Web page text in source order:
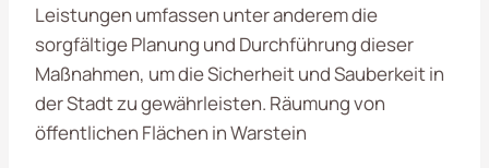
Leistungen umfassen unter anderem die
sorgfältige Planung und Durchführung dieser
Maßnahmen, um die Sicherheit und Sauberkeit in
der Stadt zu gewährleisten. Räumung von
öffentlichen Flächen in Warstein